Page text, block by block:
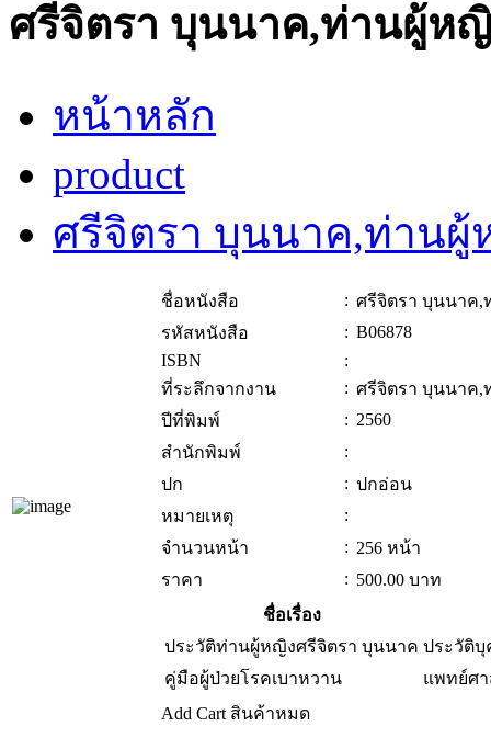
ศรีจิตรา บุนนาค,ท่านผู้ห
หน้าหลัก
product
ศรีจิตรา บุนนาค,ท่านผู้
ชื่อหนังสือ : ศรีจิตรา บุนนาค
รหัสหนังสือ
: B06878
ISBN
:
ที่ระลึกจากงาน
: ศรีจิตรา บุนนาค
ปีที่พิมพ์
: 2560
สำนักพิมพ์
:
ปก
: ปกอ่อน
หมายเหตุ
:
จำนวนหน้า
: 256 หน้า
ราคา
: 500.00 บาท
ชื่อเรื่อง
ประวัติท่านผู้หญิงศรีจิตรา บุนนาค ประวัติ
คู่มือผู้ป่วยโรคเบาหวาน
แพทย์ศ
Add Cart สินค้าหมด